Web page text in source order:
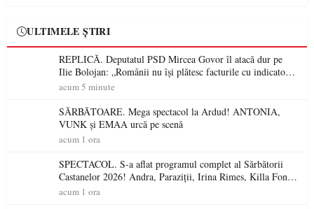
ULTIMELE ȘTIRI
REPLICĂ. Deputatul PSD Mircea Govor îl atacă dur pe
Ilie Bolojan: „Românii nu își plătesc facturile cu indicatori
economici”
acum 5 minute
SĂRBĂTOARE. Mega spectacol la Ardud! ANTONIA,
VUNK și EMAA urcă pe scenă
acum 1 ora
SPECTACOL. S-a aflat programul complet al Sărbătorii
Castanelor 2026! Andra, Paraziții, Irina Rimes, Killa Fonic,
Zdob și Zdub și Fuego vin la Baia Mare
acum 1 ora